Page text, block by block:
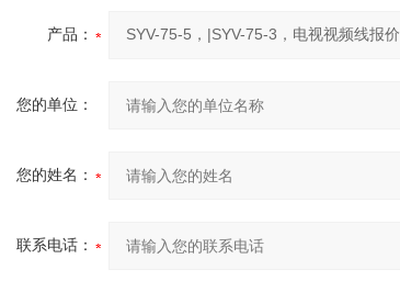
产品：
您的单位：
您的姓名：
联系电话：